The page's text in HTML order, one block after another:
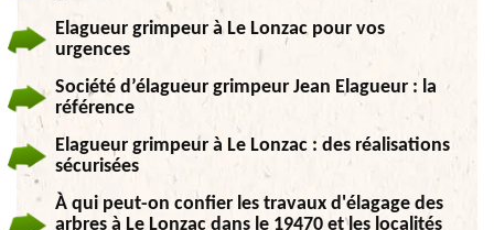
Elagueur grimpeur à Le Lonzac pour vos
urgences
Société d’élagueur grimpeur Jean Elagueur : la
référence
Elagueur grimpeur à Le Lonzac : des réalisations
sécurisées
À qui peut-on confier les travaux d'élagage des
arbres à Le Lonzac dans le 19470 et les localités